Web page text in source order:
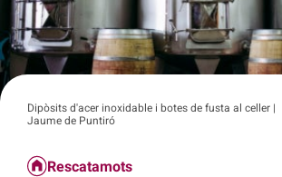
Dipòsits d'acer inoxidable i botes de fusta al celler |
Jaume de Puntiró
Rescatamots